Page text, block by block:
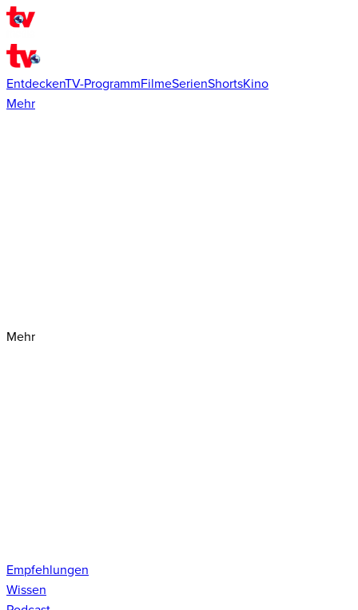
EntdeckenTV-ProgrammFilmeSerienShortsKino
Mehr
Mehr
Empfehlungen
Wissen